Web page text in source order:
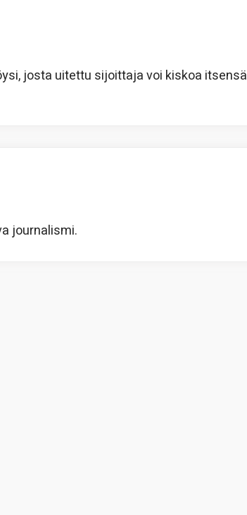
josta uitettu sijoittaja voi kiskoa itsensä
journalismi.